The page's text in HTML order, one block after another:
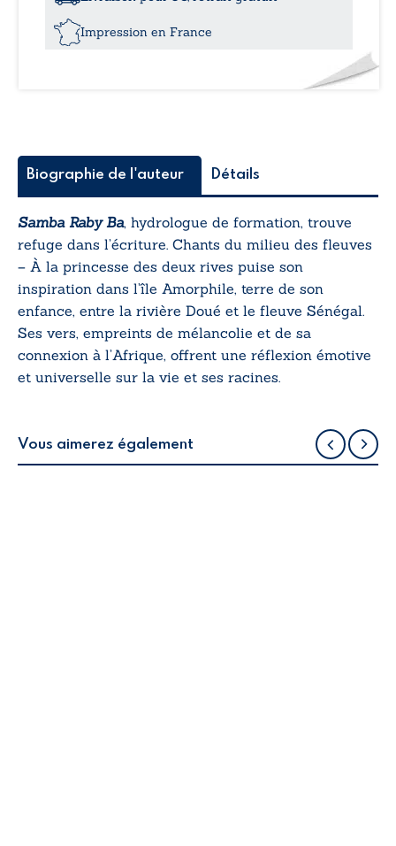
fleuvesImpression en France
Biographie de l'auteur Détails
Samba Raby Ba, hydrologue de formation, trouve
refuge dans l’écriture. Chants du milieu des fleuves
– À la princesse des deux rives puise son
inspiration dans l’île Amorphile, terre de son
enfance, entre la rivière Doué et le fleuve Sénégal.
Ses vers, empreints de mélancolie et de sa
connexion à l’Afrique, offrent une réflexion émotive
et universelle sur la vie et ses racines.
Vous aimerez également